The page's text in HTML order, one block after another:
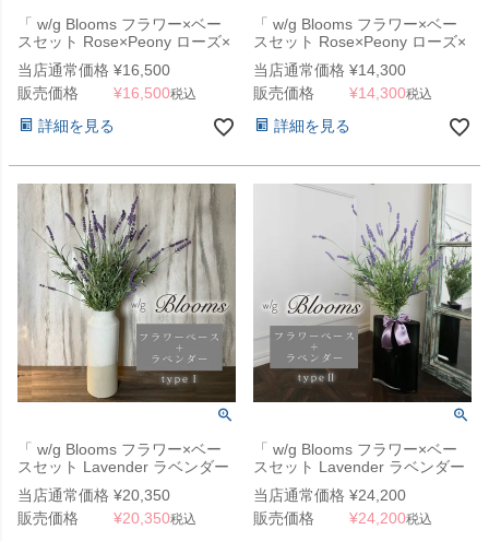
「 w/g Blooms フラワー×ベー
スセット Rose×Peony ローズ×
ピオニー 3 」
当店通常価格 ¥16,500
販売価格
¥16,500税込
詳細を見る
「 w/g Blooms フラワー×ベー
スセット Rose×Peony ローズ×
ピオニー 1/WH 」
当店通常価格 ¥14,300
販売価格
¥14,300税込
詳細を見る
「 w/g Blooms フラワー×ベー
スセット Lavender ラベンダー
1/SBE 」
当店通常価格 ¥20,350
販売価格
¥20,350税込
「 w/g Blooms フラワー×ベー
スセット Lavender ラベンダー
2/GY 」
当店通常価格 ¥24,200
販売価格
¥24,200税込